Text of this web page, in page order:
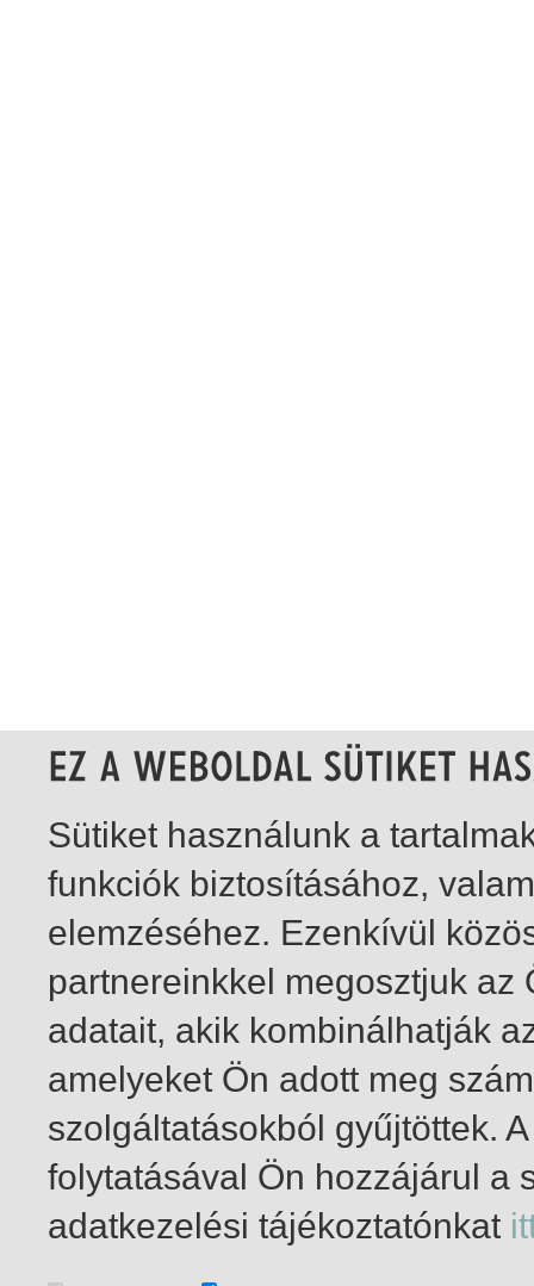
1-4 / összesen 4 találat
Sütiket használunk a
funkciók biztosításához,
elemzéséhez. Ezenkívül
partnereinkkel megosztjuk
adatait, akik kombinálhatják
amelyeket Ön adott meg
szolgáltatásokból gyűjtöttek.
folytatásával Ön hozzájárul a
adatkezelési tájékoztatónkat